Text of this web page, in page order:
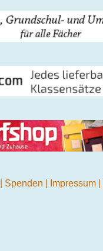
Spenden Impressum